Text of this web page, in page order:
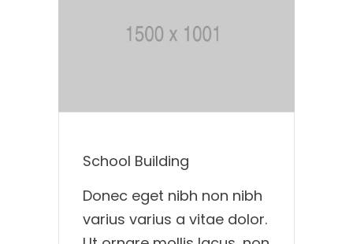
School Building
Donec eget nibh non nibh
varius varius a vitae dolor.